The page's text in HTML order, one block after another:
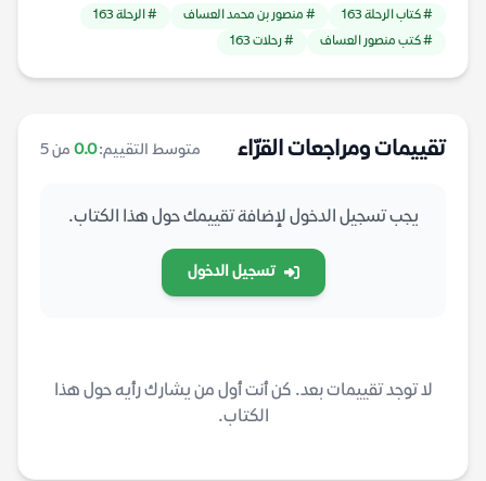
# كتاب الرحلة 163 # منصور بن محمد العساف
# الرحلة 163
# كتب منصور العساف
# رحلات 163
تقييمات ومراجعات القرّاء متوسط التقييم:0.0 من 5
يجب تسجيل الدخول لإضافة تقييمك حول هذا الكتاب.
تسجيل الدخول
لا توجد تقييمات بعد. كن أنت أول من يشارك رأيه حول هذا
الكتاب.